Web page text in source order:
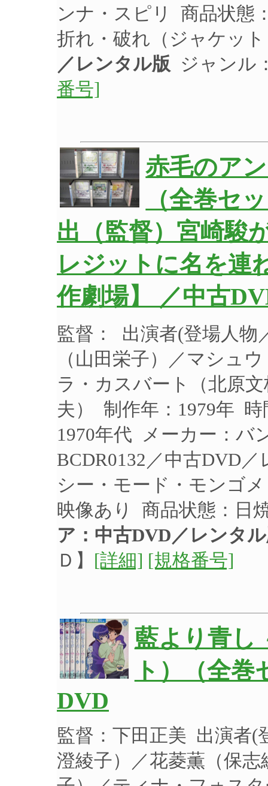
ンナ・スピリ 商品状態
折れ・破れ（ジャケッ
／レンタル版 ジャンル
番号]
赤毛のア
（全巻セ
出（監督）宮崎駿
レジットに名を連
作劇場】 ／中古
監督： 出演者(登場人物
（山田栄子）／マシュ
ラ・カスバート（北原
夫） 制作年：1979年
1970年代 メーカー：バ
BCDR0132／中古DVD
シー・モード・モンゴ
映像あり 商品状態：日
ア：中古DVD／レンタ
Ｄ】 [詳細] [規格番号]
藍より青し
ト）（全
DVD
監督：下田正美 出演者(
澄綾子）／花菱薫（保